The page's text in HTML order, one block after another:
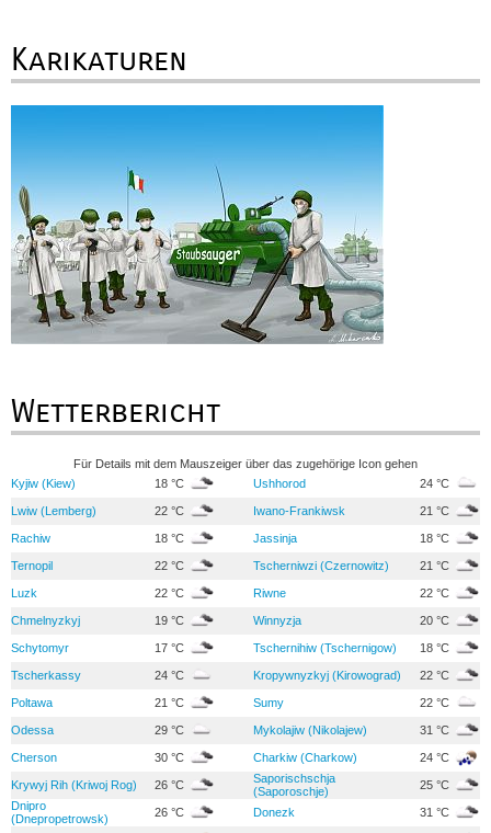
Karikaturen
Wetterbericht
Für Details mit dem Mauszeiger über das zugehörige Icon gehen
Kyjiw (Kiew)
18 °C Ushhorod 24 °C
Lwiw (Lemberg) 22 °C Iwano-Frankiwsk 21 °C
Rachiw 18 °C Jassinja 18 °C
Ternopil 22 °C Tscherniwzi (Czernowitz) 21 °C
Luzk 22 °C Riwne 22 °C
Chmelnyzkyj 19 °C Winnyzja 20 °C
Schytomyr 17 °C Tschernihiw (Tschernigow) 18 °C
Tscherkassy 24 °C Kropywnyzkyj (Kirowograd) 22 °C
Poltawa 21 °C Sumy 22 °C
Odessa 29 °C Mykolajiw (Nikolajew) 31 °C
Cherson 30 °C Charkiw (Charkow) 24 °C
Krywyj Rih (Kriwoj Rog) 26 °C
Saporischschja
(Saporoschje)
25 °C
Dnipro
(Dnepropetrowsk)
26 °C Donezk 31 °C